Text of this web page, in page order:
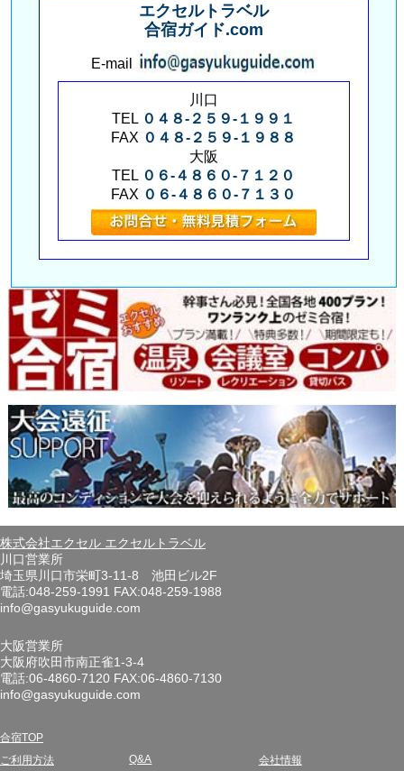
エクセルトラベル
合宿ガイド.com
E-mail
川口
TEL ０４８-２５９-１９９１
FAX ０４８-２５９-１９８８
大阪
TEL ０６-４８６０-７１２０
FAX ０６-４８６０-７１３０
株式会社エクセル エクセルトラベル
川口営業所
埼玉県川口市栄町3-11-8 池田ビル2F
電話:048-259-1991 FAX:048-259-1988
info@gasyukuguide.com
大阪営業所
大阪府吹田市南正雀1-3-4
電話:06-4860-7120 FAX:06-4860-7130
info@gasyukuguide.com
合宿TOP
ご利用方法 Q&A 会社情報